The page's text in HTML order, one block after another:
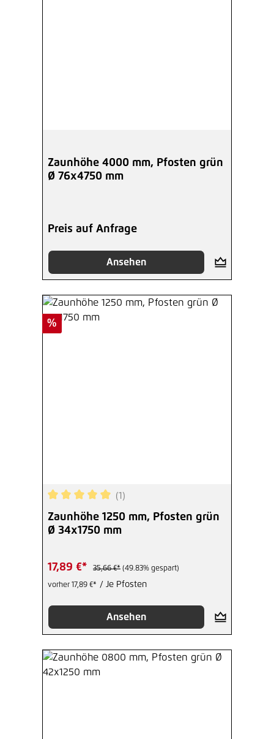
Zaunhöhe 4000 mm, Pfosten grün
Ø 76x4750 mm
Preis auf Anfrage
Ansehen
Rabatt
%
Durchschnittliche Bewertung von 5 von 5
(1)
Zaunhöhe 1250 mm, Pfosten grün
Ø 34x1750 mm
17,89 €* 35,66 €* (49.83% gespart)
vorher 17,89 €* / Je Pfosten
Ansehen